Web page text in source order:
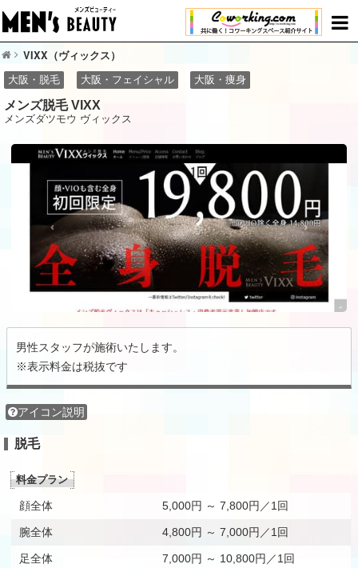
VIXX（ヴィックス）
大阪・脱毛 大阪・フェイシャル 大阪・痩身
メンズ脱毛 VIXX
メンズダツモウ ヴィックス
男性スタッフが施術いたします。
※表示料金は税抜です
アイコン説明
脱毛
料金プラン
顔全体 5,000円 ～ 7,800円／1回
腕全体 4,800円 ～ 7,000円／1回
足全体 7,000円 ～ 10,800円／1回